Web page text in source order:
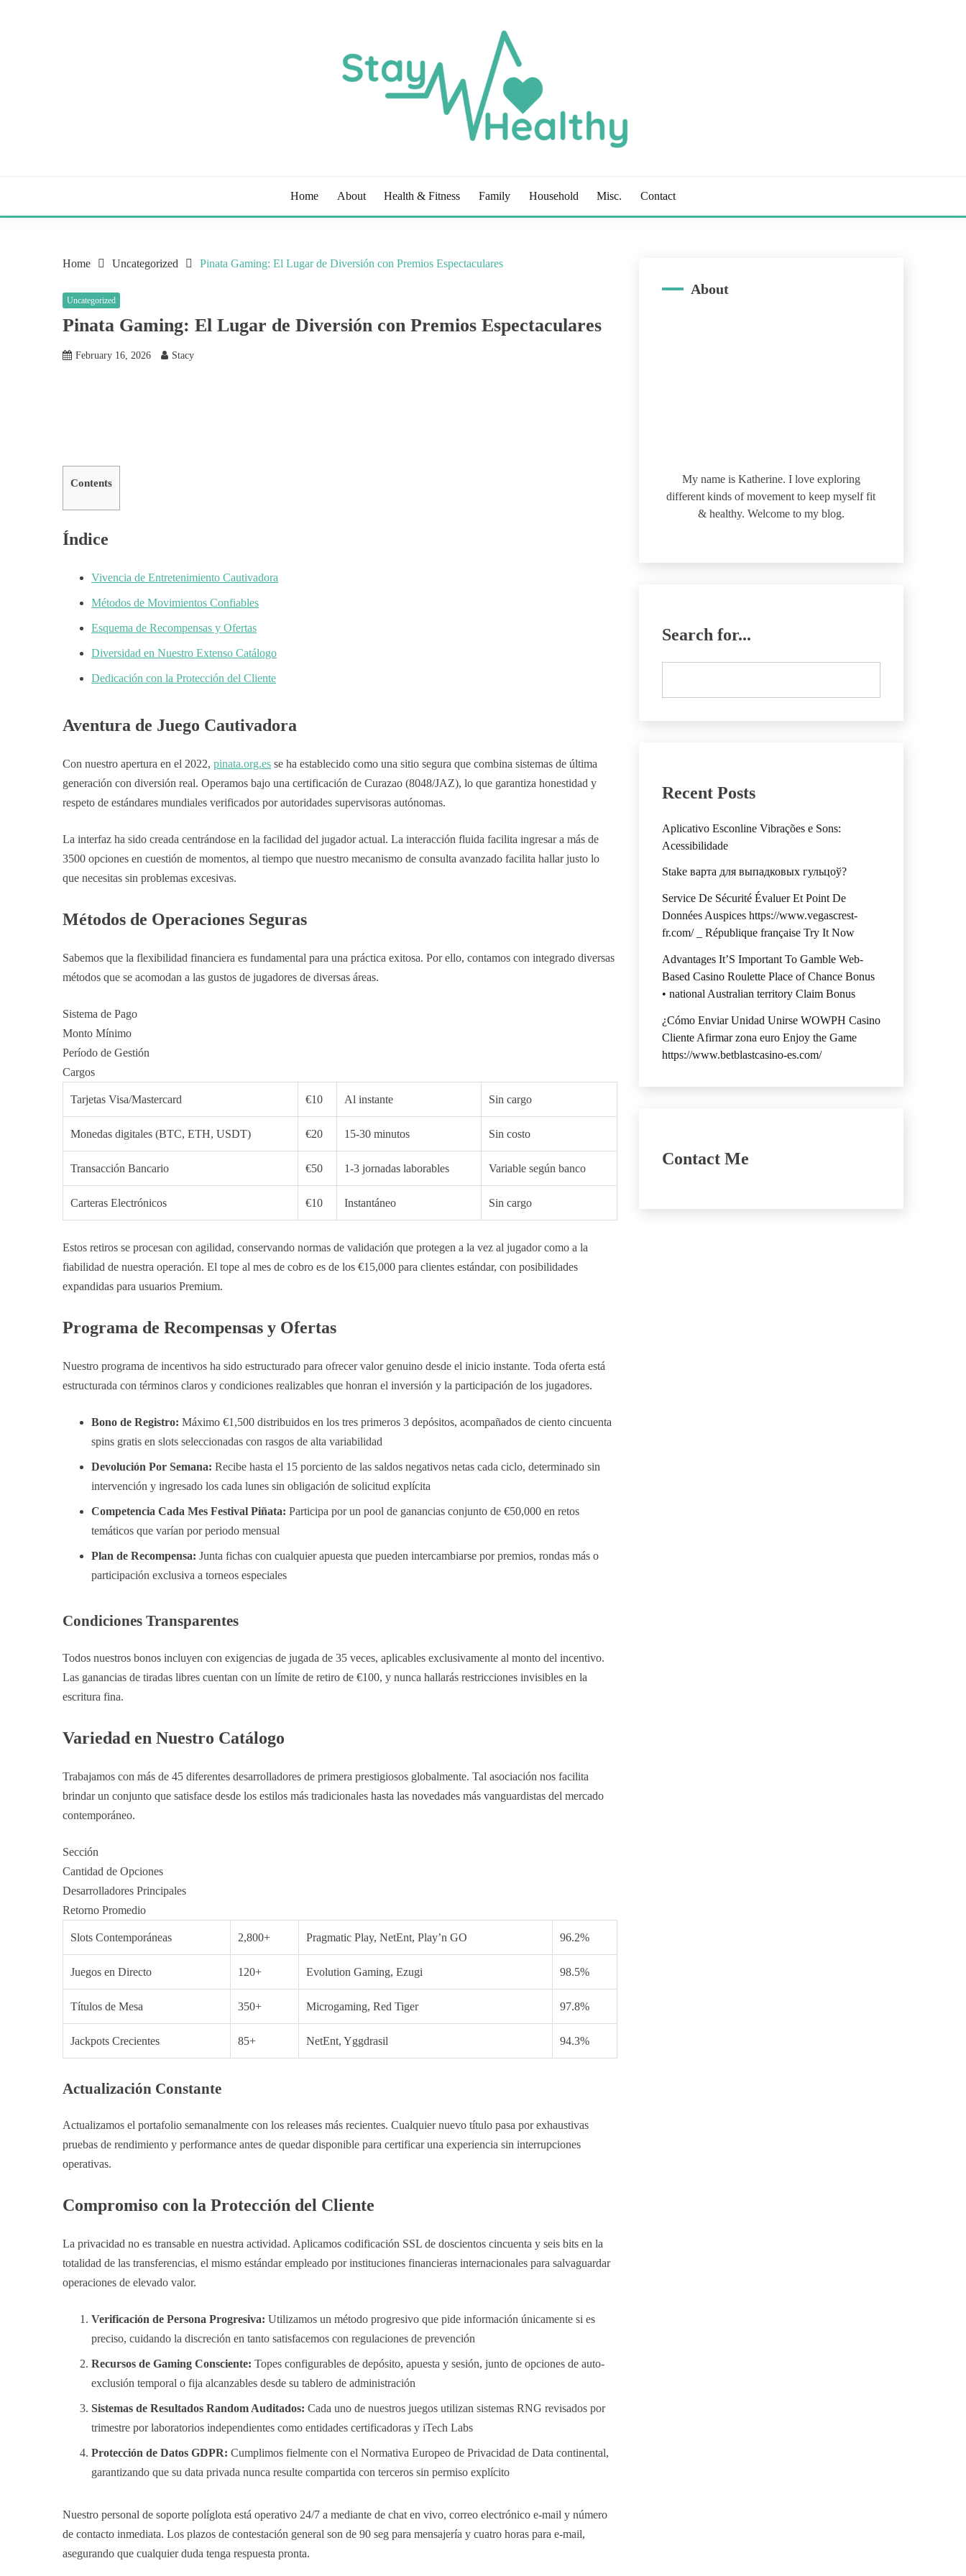
Home About Health & Fitness Family Household Misc. Contact
Home Uncategorized Pinata Gaming: El Lugar de Diversión con Premios Espectaculares
Uncategorized
Pinata Gaming: El Lugar de Diversión con Premios Espectaculares
February 16, 2026 Stacy
Contents
Índice
Vivencia de Entretenimiento Cautivadora
Métodos de Movimientos Confiables
Esquema de Recompensas y Ofertas
Diversidad en Nuestro Extenso Catálogo
Dedicación con la Protección del Cliente
Aventura de Juego Cautivadora
Con nuestro apertura en el 2022, pinata.org.es se ha establecido como una sitio segura que combina sistemas de última
generación con diversión real. Operamos bajo una certificación de Curazao (8048/JAZ), lo que garantiza honestidad y
respeto de estándares mundiales verificados por autoridades supervisoras autónomas.
La interfaz ha sido creada centrándose en la facilidad del jugador actual. La interacción fluida facilita ingresar a más de
3500 opciones en cuestión de momentos, al tiempo que nuestro mecanismo de consulta avanzado facilita hallar justo lo
que necesitas sin problemas excesivas.
Métodos de Operaciones Seguras
Sabemos que la flexibilidad financiera es fundamental para una práctica exitosa. Por ello, contamos con integrado diversas
métodos que se acomodan a las gustos de jugadores de diversas áreas.
Sistema de Pago
Monto Mínimo
Período de Gestión
Cargos
Tarjetas Visa/Mastercard €10 Al instante Sin cargo
Monedas digitales (BTC, ETH, USDT) €20 15-30 minutos Sin costo
Transacción Bancario €50 1-3 jornadas laborables Variable según banco
Carteras Electrónicos €10 Instantáneo Sin cargo
Estos retiros se procesan con agilidad, conservando normas de validación que protegen a la vez al jugador como a la
fiabilidad de nuestra operación. El tope al mes de cobro es de los €15,000 para clientes estándar, con posibilidades
expandidas para usuarios Premium.
Programa de Recompensas y Ofertas
Nuestro programa de incentivos ha sido estructurado para ofrecer valor genuino desde el inicio instante. Toda oferta está
estructurada con términos claros y condiciones realizables que honran el inversión y la participación de los jugadores.
Bono de Registro: Máximo €1,500 distribuidos en los tres primeros 3 depósitos, acompañados de ciento cincuenta
spins gratis en slots seleccionadas con rasgos de alta variabilidad
Devolución Por Semana: Recibe hasta el 15 porciento de las saldos negativos netas cada ciclo, determinado sin
intervención y ingresado los cada lunes sin obligación de solicitud explícita
Competencia Cada Mes Festival Piñata: Participa por un pool de ganancias conjunto de €50,000 en retos
temáticos que varían por periodo mensual
Plan de Recompensa: Junta fichas con cualquier apuesta que pueden intercambiarse por premios, rondas más o
participación exclusiva a torneos especiales
Condiciones Transparentes
Todos nuestros bonos incluyen con exigencias de jugada de 35 veces, aplicables exclusivamente al monto del incentivo.
Las ganancias de tiradas libres cuentan con un límite de retiro de €100, y nunca hallarás restricciones invisibles en la
escritura fina.
Variedad en Nuestro Catálogo
Trabajamos con más de 45 diferentes desarrolladores de primera prestigiosos globalmente. Tal asociación nos facilita
brindar un conjunto que satisface desde los estilos más tradicionales hasta las novedades más vanguardistas del mercado
contemporáneo.
Sección
Cantidad de Opciones
Desarrolladores Principales
Retorno Promedio
Slots Contemporáneas 2,800+ Pragmatic Play, NetEnt, Play’n GO 96.2%
Juegos en Directo 120+ Evolution Gaming, Ezugi 98.5%
Títulos de Mesa 350+ Microgaming, Red Tiger 97.8%
Jackpots Crecientes 85+ NetEnt, Yggdrasil 94.3%
Actualización Constante
Actualizamos el portafolio semanalmente con los releases más recientes. Cualquier nuevo título pasa por exhaustivas
pruebas de rendimiento y performance antes de quedar disponible para certificar una experiencia sin interrupciones
operativas.
Compromiso con la Protección del Cliente
La privacidad no es transable en nuestra actividad. Aplicamos codificación SSL de doscientos cincuenta y seis bits en la
totalidad de las transferencias, el mismo estándar empleado por instituciones financieras internacionales para salvaguardar
operaciones de elevado valor.
Verificación de Persona Progresiva: Utilizamos un método progresivo que pide información únicamente si es
preciso, cuidando la discreción en tanto satisfacemos con regulaciones de prevención
Recursos de Gaming Consciente: Topes configurables de depósito, apuesta y sesión, junto de opciones de auto-
exclusión temporal o fija alcanzables desde su tablero de administración
Sistemas de Resultados Random Auditados: Cada uno de nuestros juegos utilizan sistemas RNG revisados por
trimestre por laboratorios independientes como entidades certificadoras y iTech Labs
Protección de Datos GDPR: Cumplimos fielmente con el Normativa Europeo de Privacidad de Data continental,
garantizando que su data privada nunca resulte compartida con terceros sin permiso explícito
Nuestro personal de soporte políglota está operativo 24/7 a mediante de chat en vivo, correo electrónico e-mail y número
de contacto inmediata. Los plazos de contestación general son de 90 seg para mensajería y cuatro horas para e-mail,
asegurando que cualquier duda tenga respuesta pronta.
About
My name is Katherine. I love exploring
different kinds of movement to keep myself fit
& healthy. Welcome to my blog.
Search for...
Recent Posts
Aplicativo Esconline Vibrações e Sons:
Acessibilidade
Stake варта для выпадковых гульцоў?
Service De Sécurité Évaluer Et Point De
Données Auspices https://www.vegascrest-
fr.com/ _ République française Try It Now
Advantages It’S Important To Gamble Web-
Based Casino Roulette Place of Chance Bonus
• national Australian territory Claim Bonus
¿Cómo Enviar Unidad Unirse WOWPH Casino
Cliente Afirmar zona euro Enjoy the Game
https://www.betblastcasino-es.com/
Contact Me